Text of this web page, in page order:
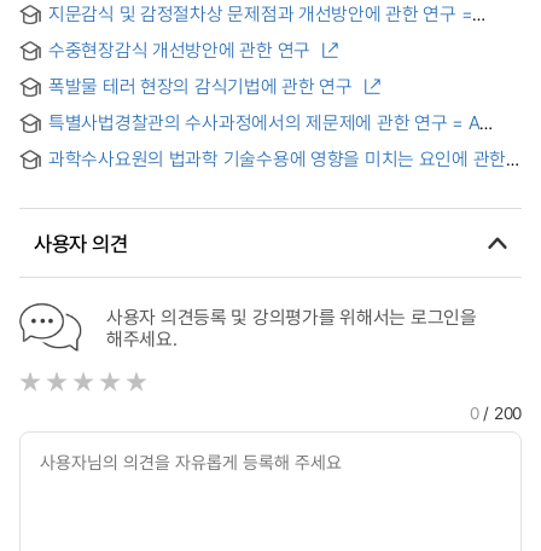
지문감식 및 감정절차상 문제점과 개선방안에 관한 연구 =
Procedures for Fingerprint Identification and Examination:
A look back and A path forward
수중현장감식 개선방안에 관한 연구
폭발물 테러 현장의 감식기법에 관한 연구
특별사법경찰관의 수사과정에서의 제문제에 관한 연구 = A
study of problems in the investigative process of Special
judicial police officers
과학수사요원의 법과학 기술수용에 영향을 미치는 요인에 관한
사용자 의견
사용자 의견등록 및 강의평가를 위해서는 로그인을
해주세요.
0/ 200